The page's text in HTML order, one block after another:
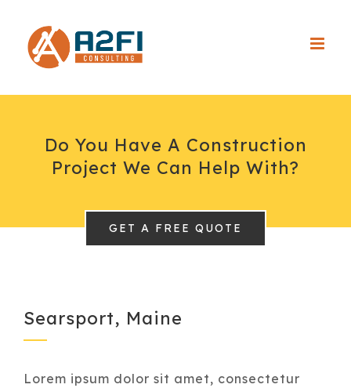
content
Do You Have A Construction
Project We Can Help With?
GET A FREE QUOTE
Searsport, Maine
Lorem ipsum dolor sit amet, consectetur